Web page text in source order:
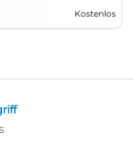
Kostenlos